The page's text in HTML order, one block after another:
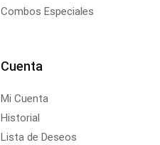
Combos Especiales
Cuenta
Mi Cuenta
Historial
Lista de Deseos